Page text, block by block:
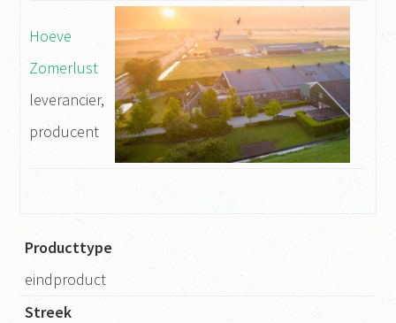
Hoeve
Zomerlust
leverancier,
producent
Producttype
eindproduct
Streek